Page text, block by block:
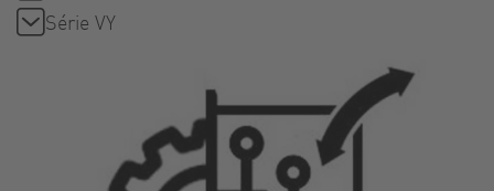
Série VY